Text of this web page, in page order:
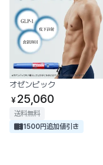
オゼンピック
￥25,060
送料無料
1500円追加値引き